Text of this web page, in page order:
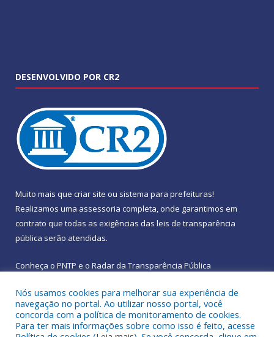
DESENVOLVIDO POR CR2
Muito mais que criar site ou sistema para prefeituras!
Realizamos uma assessoria completa, onde garantimos em
contrato que todas as exigências das leis de transparência
pública serão atendidas.
Conheça o PNTP e o Radar da Transparência Pública
Todos os direitos reservados a Prefeitura Municipal de
Nós usamos cookies para melhorar sua experiência de
navegação no portal. Ao utilizar nosso portal, você
concorda com a política de monitoramento de cookies.
Para ter mais informações sobre como isso é feito, acesse